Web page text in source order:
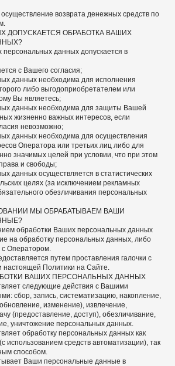
возврата денежных средств по
ДОПУСКАЕТСЯ ОБРАБОТКА ВАШИХ
данных допускается в
с Вашего согласия;
данных необходима для исполнения
либо выгодоприобретателем или
Вы являетесь;
данных необходима для защиты Вашей
жизненно важных интересов, если
невозможно;
данных необходима для осуществления
Оператора или третьих лиц либо для
значимых целей при условии, что при этом
и свободы;
данных осуществляется в статистических
целях (за исключением рекламных
обезличивания персональных
МЫ ОБРАБАТЫВАЕМ ВАШИ
обработки Ваших персональных данных
на обработку персональных данных, либо
с Оператором.
путем проставления галочки с
настоящей Политики на Сайте.
ВАШИХ ПЕРСОНАЛЬНЫХ ДАННЫХ
следующие действия с Вашими
сбор, запись, систематизацию, накопление,
изменение), извлечение,
(предоставление, доступ), обезличивание,
уничтожение персональных данных.
обработку персональных данных как
использованием средств автоматизации), так
способом.
Ваши персональные данные в